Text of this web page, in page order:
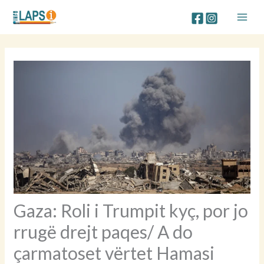
content
Gaza: Roli i Trumpit kyç, por jo
rrugë drejt paqes/ A do
çarmatoset vërtet Hamasi